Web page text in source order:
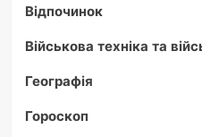
Відпочинок
Військова техніка та
Географія
Гороскоп